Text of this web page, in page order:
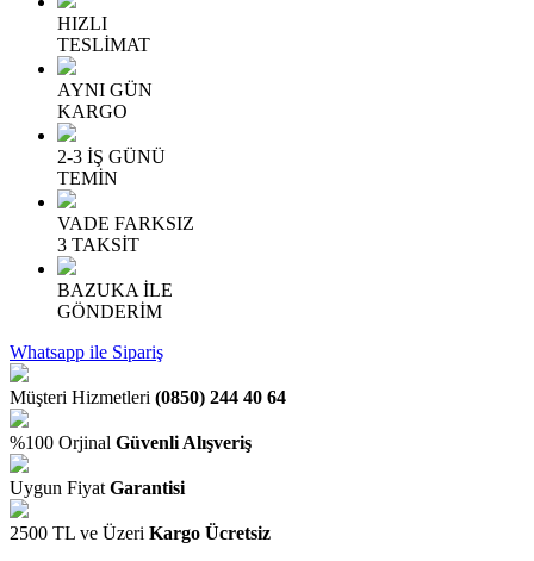
HIZLI
TESLİMAT
AYNI GÜN
KARGO
2-3 İŞ GÜNÜ
TEMİN
VADE FARKSIZ
3 TAKSİT
BAZUKA İLE
GÖNDERİM
Whatsapp ile Sipariş
Müşteri Hizmetleri (0850) 244 40 64
%100 Orjinal Güvenli Alışveriş
Uygun Fiyat Garantisi
2500 TL ve Üzeri Kargo Ücretsiz